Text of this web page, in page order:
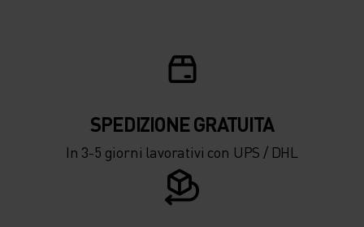
SPEDIZIONE ​​​​​​GRATUITA
In 3-5 giorni lavorativi con UPS / DHL